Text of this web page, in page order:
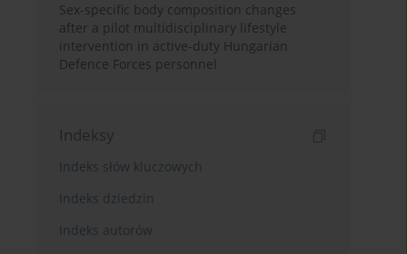
Sex-specific body composition changes
after a pilot multidisciplinary lifestyle
intervention in active-duty Hungarian
Defence Forces personnel
Indeksy
Indeks słów kluczowych
Indeks dziedzin
Indeks autorów